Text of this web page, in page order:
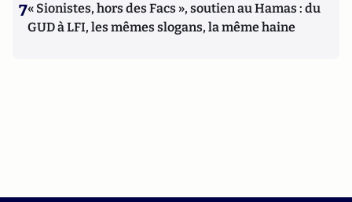
7« Sionistes, hors des Facs », soutien au Hamas : du
GUD à LFI, les mêmes slogans, la même haine